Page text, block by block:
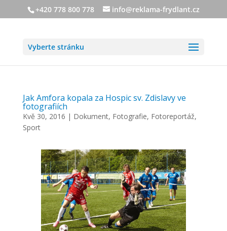
+420 778 800 778 info@reklama-frydlant.cz
Vyberte stránku
Jak Amfora kopala za Hospic sv. Zdislavy ve
fotografiích
Kvě 30, 2016 | Dokument, Fotografie, Fotoreportáž,
Sport